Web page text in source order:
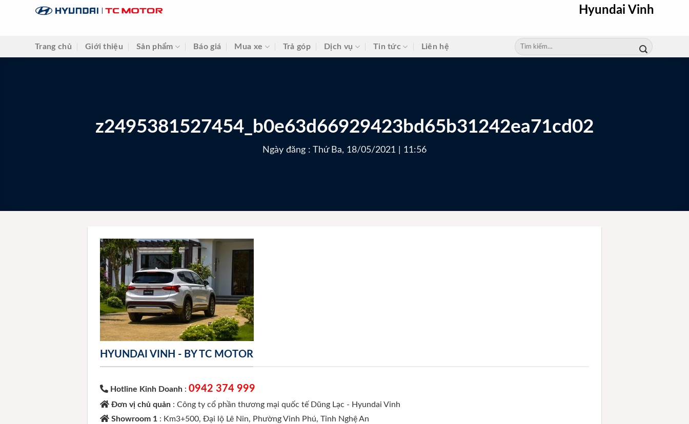
Hyundai Vinh
Trang chủ Giới thiệu Sản phẩm Báo giá Mua xe Trả góp Dịch vụ Tin tức Liên hệ
Tìm
kiếm:
z2495381527454_b0e63d66929423bd65b31242ea71cd02
Ngày đăng : Thứ Ba, 18/05/2021 | 11:56
HYUNDAI VINH - BY TC MOTOR
Hotline Kinh Doanh :0942 374 999
Đơn vị chủ quản : Công ty cổ phần thương mại quốc tế Dũng Lạc - Hyundai Vinh
Showroom 1 : Km3+500, Đại lộ Lê Nin, Phường Vinh Phú, Tỉnh Nghệ An